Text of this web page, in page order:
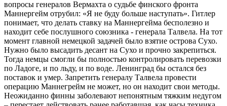
вопросы генералов Вермахта о судьбе финского фронта
Маннергейм отрубил: «Я не буду больше наступать». Гитлер
понимает, что делать ставку на Маннергейма бесполезно и
находит себе послушного союзника - генерала Талвела. На тот
момент главной немецкой задачей было взятие острова Сухо.
Нужно было высадить десант на Сухо и прочно закрепиться.
Тогда немцы смогли бы полностью контролировать перевозки
по Ладоге, и по льду, и по воде. Ленинград бы остался без
поставок и умер. Запретить генералу Талвела провести
операцию Маннегрейм не может, но он находит свои методы.
Неожиданно финны заболевают непонятным тяжким недугом